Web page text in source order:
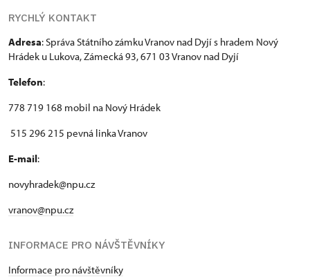
RYCHLÝ KONTAKT
Adresa: Správa Státního zámku Vranov nad Dyjí s hradem Nový
Hrádek u Lukova, Zámecká 93, 671 03 Vranov nad Dyjí
Telefon:
778 719 168 mobil na Nový Hrádek
515 296 215 pevná linka Vranov
E-mail:
novyhradek@npu.cz
vranov@npu.cz
INFORMACE PRO NÁVŠTĚVNÍKY
Informace pro návštěvníky